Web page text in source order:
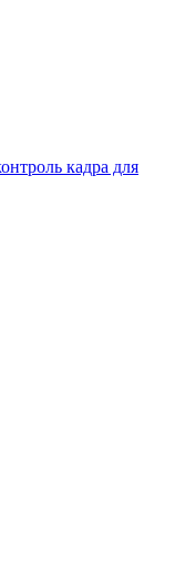
кадра для